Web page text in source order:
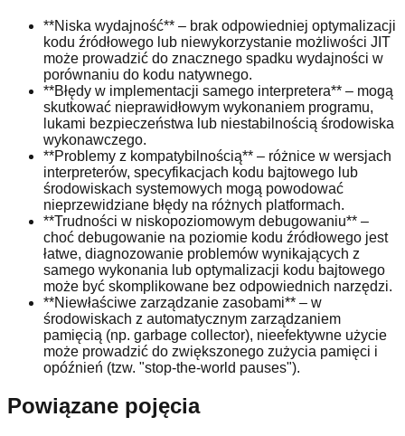
**Niska wydajność** – brak odpowiedniej optymalizacji
kodu źródłowego lub niewykorzystanie możliwości JIT
może prowadzić do znacznego spadku wydajności w
porównaniu do kodu natywnego.
**Błędy w implementacji samego interpretera** – mogą
skutkować nieprawidłowym wykonaniem programu,
lukami bezpieczeństwa lub niestabilnością środowiska
wykonawczego.
**Problemy z kompatybilnością** – różnice w wersjach
interpreterów, specyfikacjach kodu bajtowego lub
środowiskach systemowych mogą powodować
nieprzewidziane błędy na różnych platformach.
**Trudności w niskopoziomowym debugowaniu** –
choć debugowanie na poziomie kodu źródłowego jest
łatwe, diagnozowanie problemów wynikających z
samego wykonania lub optymalizacji kodu bajtowego
może być skomplikowane bez odpowiednich narzędzi.
**Niewłaściwe zarządzanie zasobami** – w
środowiskach z automatycznym zarządzaniem
pamięcią (np. garbage collector), nieefektywne użycie
może prowadzić do zwiększonego zużycia pamięci i
opóźnień (tzw. "stop-the-world pauses").
Powiązane pojęcia